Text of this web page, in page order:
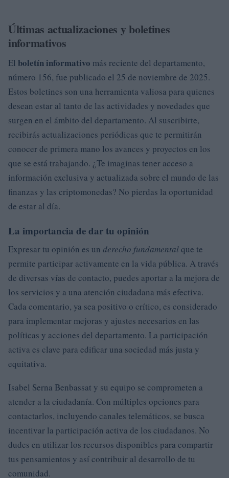
Últimas actualizaciones y boletines
informativos
El boletín informativo más reciente del departamento,
número 156, fue publicado el 25 de noviembre de 2025.
Estos boletines son una herramienta valiosa para quienes
desean estar al tanto de las actividades y novedades que
surgen en el ámbito del departamento. Al suscribirte,
recibirás actualizaciones periódicas que te permitirán
conocer de primera mano los avances y proyectos en los
que se está trabajando. ¿Te imaginas tener acceso a
información exclusiva y actualizada sobre el mundo de las
finanzas y las criptomonedas? No pierdas la oportunidad
de estar al día.
La importancia de dar tu opinión
Expresar tu opinión es un derecho fundamentalque te
permite participar activamente en la vida pública. A través
de diversas vías de contacto, puedes aportar a la mejora de
los servicios y a una atención ciudadana más efectiva.
Cada comentario, ya sea positivo o crítico, es considerado
para implementar mejoras y ajustes necesarios en las
políticas y acciones del departamento. La participación
activa es clave para edificar una sociedad más justa y
equitativa.
Isabel Serna Benbassat y su equipo se comprometen a
atender a la ciudadanía. Con múltiples opciones para
contactarlos, incluyendo canales telemáticos, se busca
incentivar la participación activa de los ciudadanos. No
dudes en utilizar los recursos disponibles para compartir
tus pensamientos y así contribuir al desarrollo de tu
comunidad.